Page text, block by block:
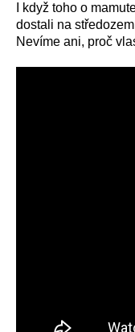
I když toho o
dostali na
Nevíme ani, proč